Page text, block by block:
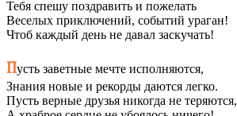
Тебя спешу поздравить и пожелать
Веселых приключений, событий ураган!
Чтоб каждый день не давал заскучать!
Пусть заветные мечте исполняются,
Знания новые и рекорды даются легко.
Пусть верные друзья никогда не теряются,